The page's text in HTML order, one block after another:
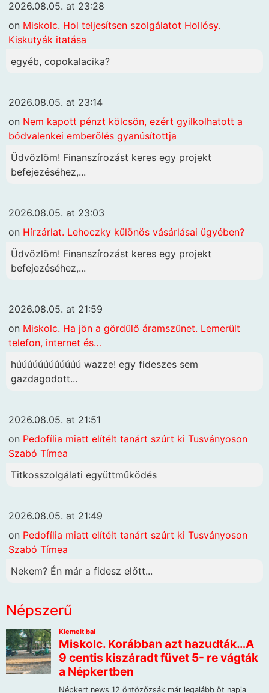
2026.08.05. at 23:28
on Miskolc. Hol teljesítsen szolgálatot Hollósy.
Kiskutyák itatása
egyéb, copokalacika?
2026.08.05. at 23:14
on Nem kapott pénzt kölcsön, ezért gyilkolhatott a
bódvalenkei emberölés gyanúsítottja
Üdvözlöm! Finanszírozást keres egy projekt
befejezéséhez,...
2026.08.05. at 23:03
on Hírzárlat. Lehoczky különös vásárlásai ügyében?
Üdvözlöm! Finanszírozást keres egy projekt
befejezéséhez,...
2026.08.05. at 21:59
on Miskolc. Ha jön a gördülő áramszünet. Lemerült
telefon, internet és…
húúúúúúúúúúúú wazze! egy fideszes sem
gazdagodott...
2026.08.05. at 21:51
on Pedofília miatt elítélt tanárt szúrt ki Tusványoson
Szabó Tímea
Titkosszolgálati együttműködés
2026.08.05. at 21:49
on Pedofília miatt elítélt tanárt szúrt ki Tusványoson
Szabó Tímea
Nekem? Én már a fidesz előtt...
Népszerű